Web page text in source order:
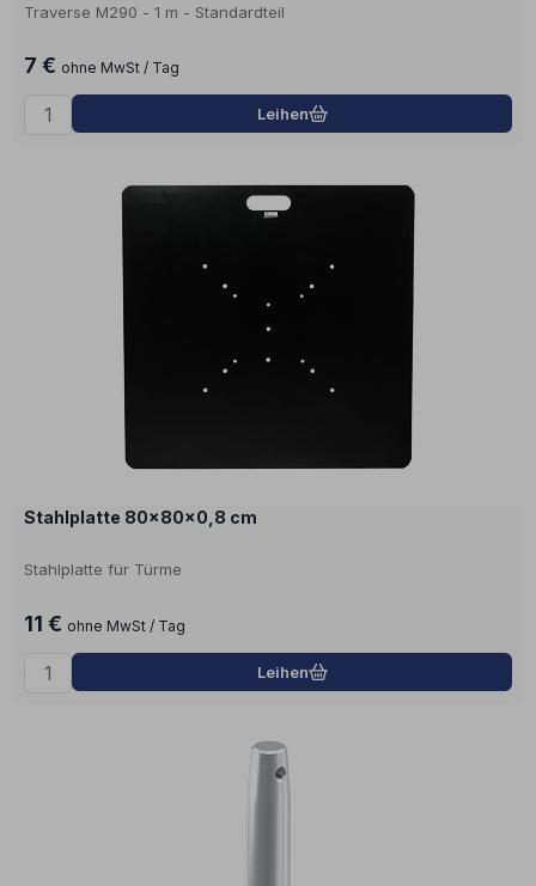
Traverse M290 - 1 m - Standardteil
7 € ohne MwSt / Tag
Leihen
Stahlplatte 80x80x0,8 cm
Stahlplatte für Türme
11 € ohne MwSt / Tag
Leihen